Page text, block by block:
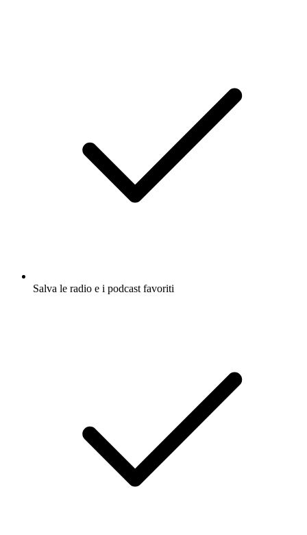
Salva le radio e i podcast favoriti